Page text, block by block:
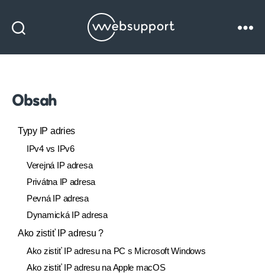
Websupport
Obsah
Typy IP adries
IPv4 vs IPv6
Verejná IP adresa
Privátna IP adresa
Pevná IP adresa
Dynamická IP adresa
Ako zistiť IP adresu ?
Ako zistiť IP adresu na PC s Microsoft Windows
Ako zistiť IP adresu na Apple macOS